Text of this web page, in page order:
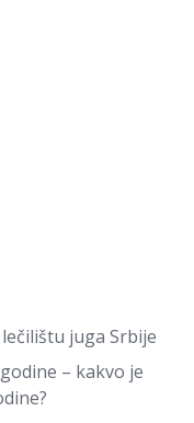
juga Srbije
– kakvo je